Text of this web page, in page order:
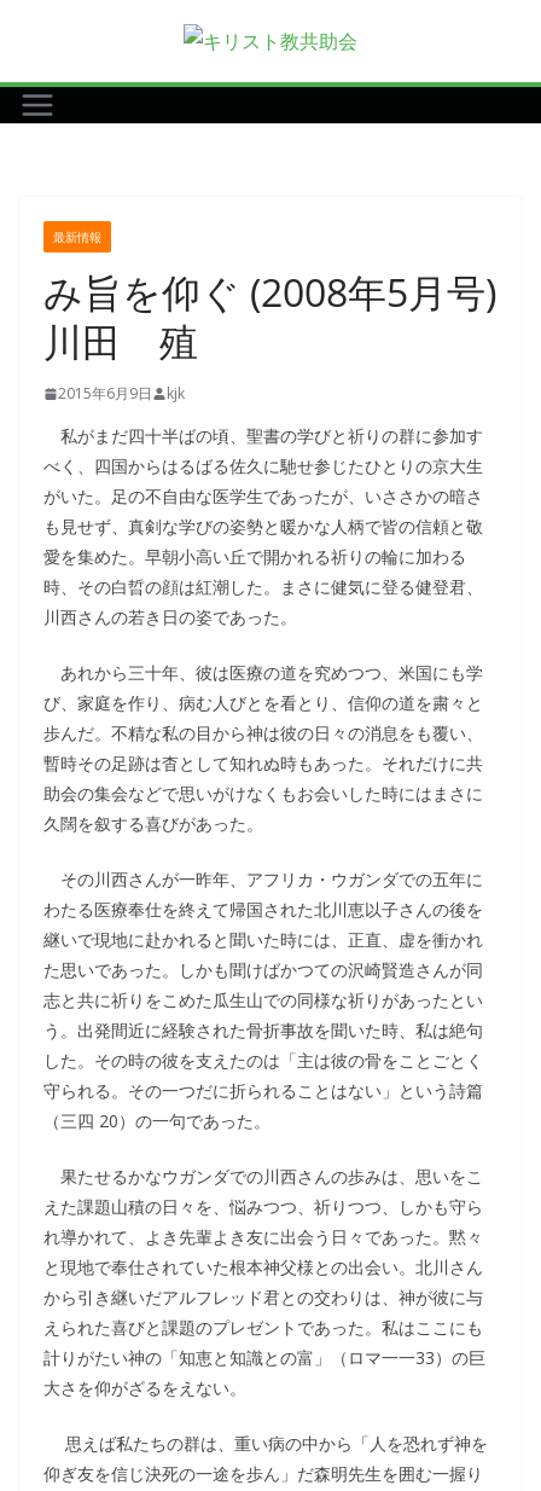
テ
ン
最新情報
み旨を仰ぐ (2008年5月号)
川田 殖
2015年6月9日 kjk
私がまだ四十半ばの頃、聖書の学びと祈りの群に参加す
べく、四国からはるばる佐久に馳せ参じたひとりの京大生
がいた。足の不自由な医学生であったが、いささかの暗さ
も見せず、真剣な学びの姿勢と暖かな人柄で皆の信頼と敬
愛を集めた。早朝小高い丘で開かれる祈りの輪に加わる
時、その白晢の顔は紅潮した。まさに健気に登る健登君、
川西さんの若き日の姿であった。
あれから三十年、彼は医療の道を究めつつ、米国にも学
び、家庭を作り、病む人びとを看とり、信仰の道を粛々と
歩んだ。不精な私の目から神は彼の日々の消息をも覆い、
暫時その足跡は杳として知れぬ時もあった。それだけに共
助会の集会などで思いがけなくもお会いした時にはまさに
久闊を叙する喜びがあった。
その川西さんが一昨年、アフリカ・ウガンダでの五年に
わたる医療奉仕を終えて帰国された北川恵以子さんの後を
継いで現地に赴かれると聞いた時には、正直、虚を衝かれ
た思いであった。しかも聞けばかつての沢崎賢造さんが同
志と共に祈りをこめた瓜生山での同様な祈りがあったとい
う。出発間近に経験された骨折事故を聞いた時、私は絶句
した。その時の彼を支えたのは「主は彼の骨をことごとく
守られる。その一つだに折られることはない」という詩篇
（三四 20）の一句であった。
果たせるかなウガンダでの川西さんの歩みは、思いをこ
えた課題山積の日々を、悩みつつ、祈りつつ、しかも守ら
れ導かれて、よき先輩よき友に出会う日々であった。黙々
と現地で奉仕されていた根本神父様との出会い。北川さん
から引き継いだアルフレッド君との交わりは、神が彼に与
えられた喜びと課題のプレゼントであった。私はここにも
計りがたい神の「知恵と知識との富」（ロマ一一33）の巨
大さを仰がざるをえない。
思えば私たちの群は、重い病の中から「人を恐れず神を
仰ぎ友を信じ決死の一途を歩ん」だ森明先生を囲む一握り